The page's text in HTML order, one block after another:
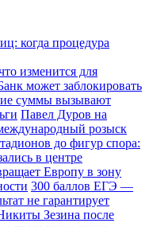
когда процедура
изменится для
может заблокировать
суммы вызывают
Павел Дуров на
розыск
до фигур спора:
в центре
Европу в зону
300 баллов ЕГЭ —
не гарантирует
Зезина после